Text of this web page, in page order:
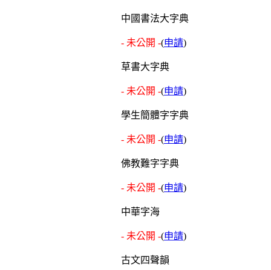
中國書法大字典
- 未公開 -(申請)
草書大字典
- 未公開 -(申請)
學生簡體字字典
- 未公開 -(申請)
佛教難字字典
- 未公開 -(申請)
中華字海
- 未公開 -(申請)
古文四聲韻